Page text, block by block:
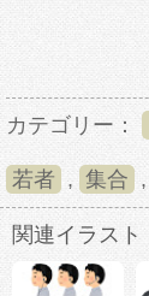
カテゴリー：
若者 , 集合 ,
関連イラスト